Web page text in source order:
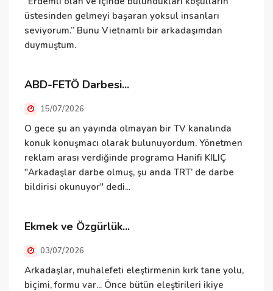
üstesinden gelmeyi başaran yoksul insanları
seviyorum.” Bunu Vietnamlı bir arkadaşımdan
duymuştum.
ABD-FETÖ Darbesi...
15/07/2026
O gece şu an yayında olmayan bir TV kanalında
konuk konuşmacı olarak bulunuyordum. Yönetmen
reklam arası verdiğinde programcı Hanifi KILIÇ
"Arkadaşlar darbe olmuş, şu anda TRT’ de darbe
bildirisi okunuyor" dedi...
Ekmek ve Özgürlük...
03/07/2026
Arkadaşlar, muhalefeti eleştirmenin kırk tane yolu,
biçimi, formu var... Önce bütün eleştirileri ikiye